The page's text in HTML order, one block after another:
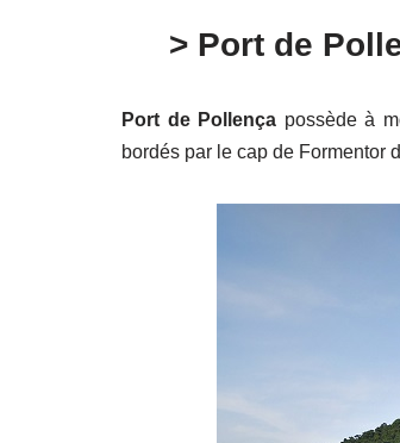
> Port de
Port de Pollença possède à
bordés par le cap de Formentor